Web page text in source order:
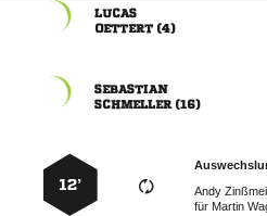

 

 

für 
12’